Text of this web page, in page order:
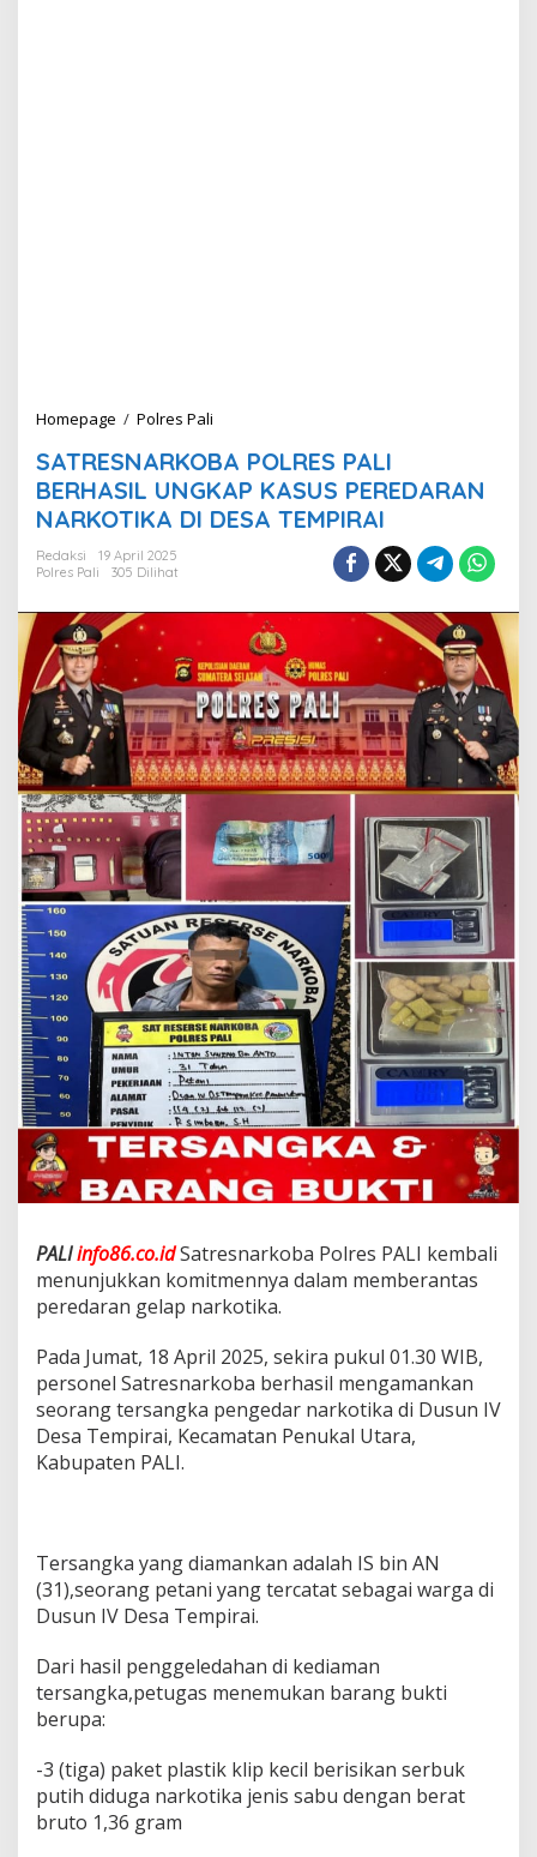
Homepage / Polres Pali
T
R
E
S
K
B
A
P
O
L
R
E
P
A
L
B
E
R
H
A
S
I
L
U
N
G
K
A
P
S
U
S
E
R
E
D
A
R
K
O
T
K
A
D
E
S
SATRESNARKOBA POLRES PALI
BERHASIL UNGKAP KASUS PEREDARAN
NARKOTIKA DI DESA TEMPIRAI
Redaksi
19 April 2025
Polres Pali
305 Dilihat
PALIinfo86.co.idSatresnarkoba Polres PALI kembali
menunjukkan komitmennya dalam memberantas
peredaran gelap narkotika.
Pada Jumat, 18 April 2025, sekira pukul 01.30 WIB,
personel Satresnarkoba berhasil mengamankan
seorang tersangka pengedar narkotika di Dusun IV
Desa Tempirai, Kecamatan Penukal Utara,
Kabupaten PALI.
Tersangka yang diamankan adalah IS bin AN
(31),seorang petani yang tercatat sebagai warga di
Dusun IV Desa Tempirai.
Dari hasil penggeledahan di kediaman
tersangka,petugas menemukan barang bukti
berupa:
-3 (tiga) paket plastik klip kecil berisikan serbuk
putih diduga narkotika jenis sabu dengan berat
bruto 1,36 gram